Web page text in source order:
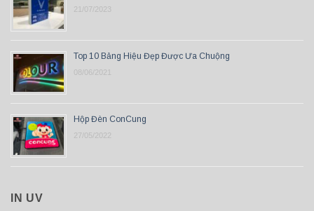
21/07/2023
Top 10 Bảng Hiệu Đẹp Được Ưa Chuộng
08/06/2021
Hộp Đèn ConCung
27/05/2022
IN UV